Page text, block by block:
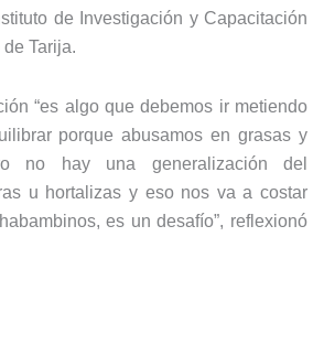
de Investigación y Capacitación
Tarija.
“es algo que debemos ir metiendo
porque abusamos en grasas y
no hay una generalización del
u hortalizas y eso nos va a costar
es un desafío”, reflexionó